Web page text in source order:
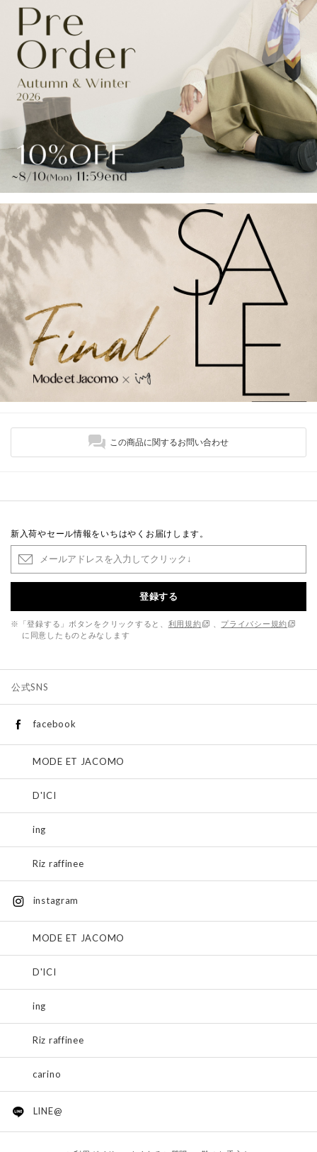
この商品に関するお問い合わせ
新入荷やセール情報をいちはやくお届けします。
登録する
※「登録する」ボタンをクリックすると、 利用規約
プライバシー規約
に同意したものとみなします
公式SNS
facebook
MODE ET JACOMO
D'ICI
ing
Riz raffinee
instagram
MODE ET JACOMO
D'ICI
ing
Riz raffinee
carino
LINE@